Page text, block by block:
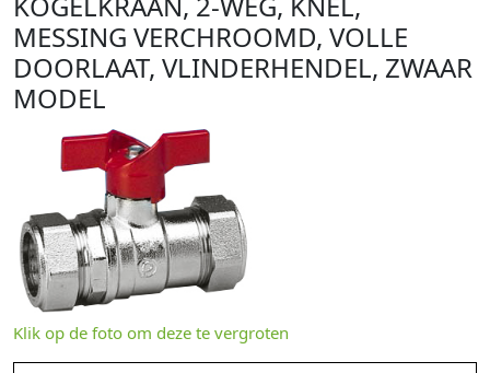
MESSING VERCHROOMD, VOLLE
DOORLAAT, VLINDERHENDEL, ZWAAR
MODEL
Klik op de foto om deze te vergroten